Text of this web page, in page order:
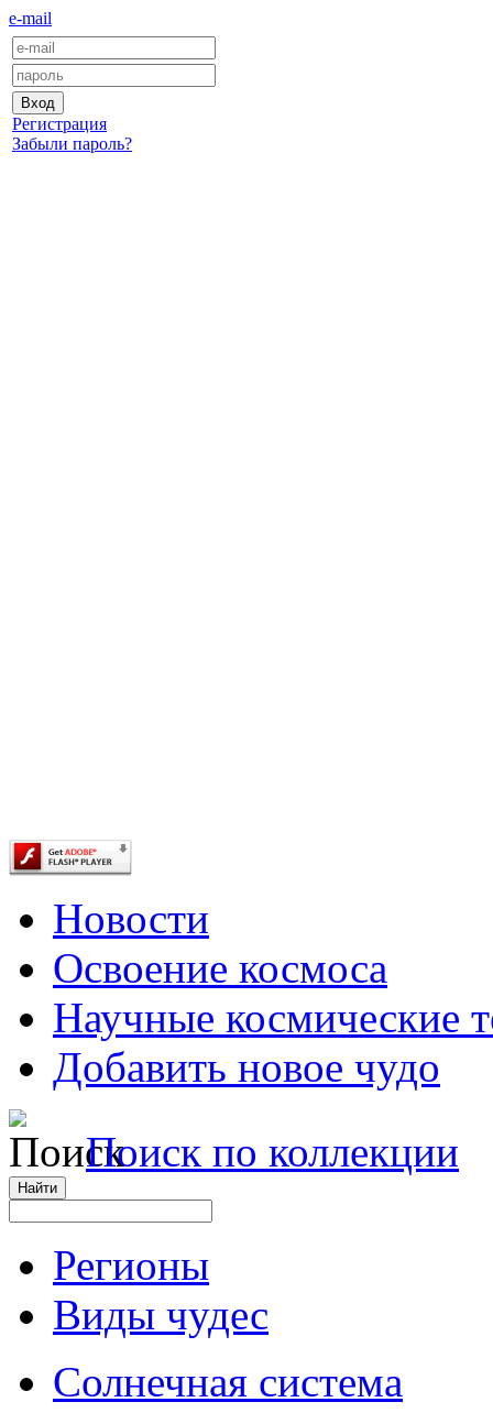
e-mail
Регистрация
Забыли пароль?
Новости
Освоение космоса
Научные космические
Добавить новое чудо
Поиск по коллекции
Регионы
Виды чудес
Солнечная система